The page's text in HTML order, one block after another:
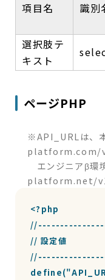
項目名 識別
選択肢テ
キスト
ページPHP
※API_URLは
platform.com/v1
エンジニアβ
platform.net/v1/
<?php
// 設定値